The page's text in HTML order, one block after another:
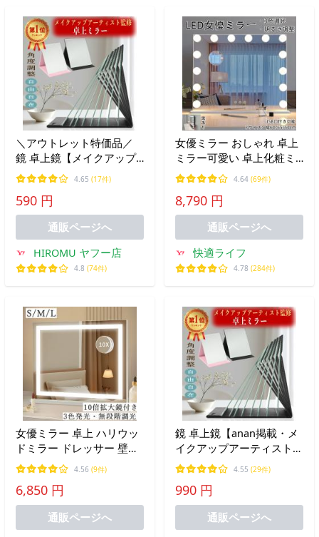
＼アウトレット特価品／
鏡 卓上鏡【メイクアップ
アーティスト監修】角度自
在調整＆他社より１サイズ
大きい鏡面の折りたたみ折
立鏡 鏡 卓上鏡 MLサイズ
4.65 (17件)
590 円
通販ページへ
HIROMU ヤフー店
4.8 (74件)
女優ミラー おしゃれ 卓上
ミラー可愛い 卓上化粧ミ
ラー 鏡 女性大人気 LEDミ
ラー ライト 電球ミラー 三
段調節 電球ミラー 三段調
節可能 幅50cm 幅55cm 幅
4.64 (69件)
8,790 円
通販ページへ
快適ライフ
4.78 (284件)
女優ミラー 卓上 ハリウッ
ドミラー ドレッサー 壁掛
け 電球 化粧鏡 ライト付き
拡大鏡 LED化粧鏡 卓上ミ
ラー 化粧ミラー M
4.56 (9件)
6,850 円
通販ページへ
鏡 卓上鏡【anan掲載・メ
イクアップアーティスト監
修】角度自在調整＆他社よ
り１サイズ大きい鏡面の折
りたたみ折立鏡 鏡 卓上鏡
スタンドミラー MLサイズ
4.55 (29件)
990 円
通販ページへ